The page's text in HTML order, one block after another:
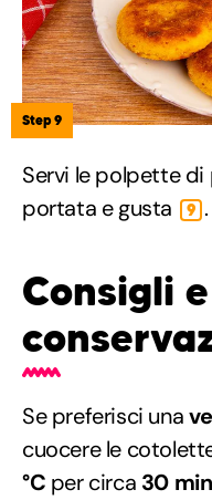
Step 9
Servi le polpette
portata e gusta
9 .
Consigli e
Se preferisci una
cuocere le
°C per circa 30